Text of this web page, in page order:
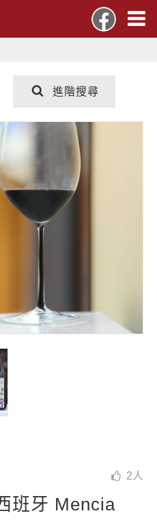
進階搜尋
2人
班牙 Mencia